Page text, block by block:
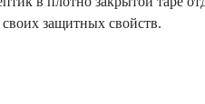
защитных свойств.